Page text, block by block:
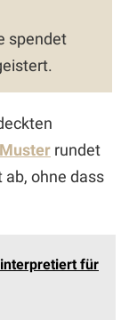
spendet
Muster rundet
ohne dass
für